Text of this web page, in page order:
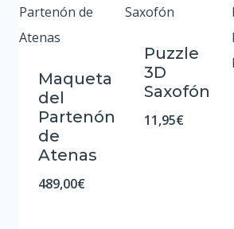
Maqueta
del
Partenón
de
Atenas
489,00€
Puzzle
3D
Saxofón
11,95€